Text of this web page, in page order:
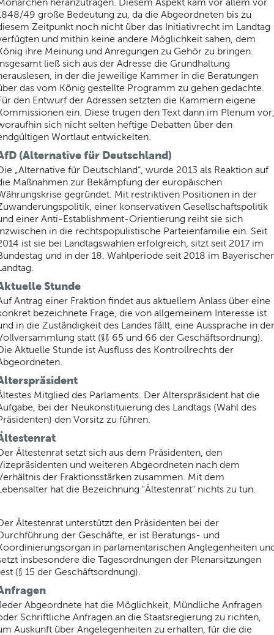
heranzutragen. Diesem Aspekt kam vor allem vor
49 große Bedeutung zu, da die Abgeordneten bis zu
Zeitpunkt noch nicht über das Initiativrecht im Landtag
und mithin keine andere Möglichkeit sahen, dem
ihre Meinung und Anregungen zu Gehör zu bringen.
ließ sich aus der Adresse die Grundhaltung
in der die jeweilige Kammer in die Beratungen
das vom König gestellte Programm zu gehen gedachte.
den Entwurf der Adressen setzten die Kammern eigene
ein. Diese trugen den Text dann im Plenum vor,
sich nicht selten heftige Debatten über den
Wortlaut entwickelten.
(Alternative für Deutschland)
„Alternative für Deutschland“, wurde 2013 als Reaktion auf
Maßnahmen zur Bekämpfung der europäischen
gegründet. Mit restriktiven Positionen in der
einer konservativen Gesellschaftspolitik
einer Anti-Establishment-Orientierung reiht sie sich
in die rechtspopulistische Parteienfamilie ein. Seit
ist sie bei Landtagswahlen erfolgreich, sitzt seit 2017 im
und in der 18. Wahlperiode seit 2018 im
Stunde
Antrag einer Fraktion findet aus aktuellem Anlass über eine
bezeichnete Frage, die von allgemeinem Interesse ist
in die Zuständigkeit des Landes fällt, eine Aussprache in der
statt (§§ 65 und 66 der Geschäftsordnung).
Aktuelle Stunde ist Ausfluss des Kontrollrechts der
Mitglied des Parlaments. Der Alterspräsident hat die
bei der Neukonstituierung des Landtags (Wahl des
den Vorsitz zu führen.
Ältestenrat setzt sich aus dem Präsidenten, den
und weiteren Abgeordneten nach dem
der Fraktionsstärken zusammen. Mit dem
hat die Bezeichnung "Ältestenrat" nichts zu tun.
Ältestenrat unterstützt den Präsidenten bei der
der Geschäfte, er ist Beratungs- und
in parlamentarischen Anglegenheiten
insbesondere die Tagesordnungen der Plenarsitzungen
(§ 15 der Geschäftsordnung).
Abgeordnete hat die Möglichkeit, Mündliche Anfragen
Schriftliche Anfragen an die Staatsregierung zu richten,
Auskunft über Angelegenheiten zu erhalten, für die die